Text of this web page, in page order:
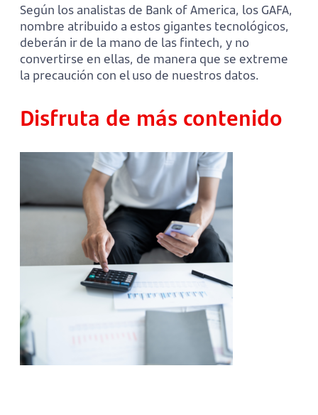
Según los analistas de Bank of America, los GAFA,
nombre atribuido a estos gigantes tecnológicos,
deberán ir de la mano de las fintech, y no
convertirse en ellas, de manera que se extreme
la precaución con el uso de nuestros datos.
Disfruta de más contenido